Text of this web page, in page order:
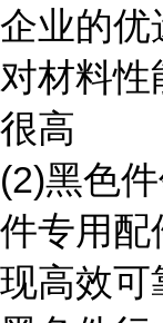
企业的优
对材料
很高
(2)黑色
件专用配
现高效可